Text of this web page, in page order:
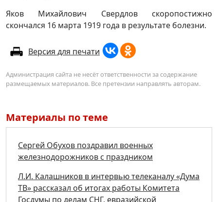
Яков Михайлович Свердлов скоропостижно
скончался 16 марта 1919 года в результате болезни.
Версия для печати
Администрация сайта не несёт ответственности за содержание
размещаемых материалов. Все претензии направлять авторам.
Материалы по теме
Сергей Обухов поздравил военных
железнодорожников с праздником
Л.И. Калашников в интервью телеканалу «Дума
ТВ» рассказал об итогах работы Комитета
Госдумы по делам СНГ, евразийской